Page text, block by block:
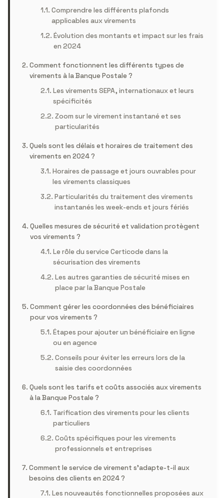
Comprendre les différents plafonds
applicables aux virements
Évolution des montants et impact sur les frais
en 2024
Comment fonctionnent les différents types de
virements à la Banque Postale ?
Les virements SEPA, internationaux et leurs
spécificités
Zoom sur le virement instantané et ses
particularités
Quels sont les délais et horaires de traitement des
virements en 2024 ?
Horaires de passage et jours ouvrables pour
les virements classiques
Particularités du traitement des virements
instantanés les week-ends et jours fériés
Quelles mesures de sécurité et validation protègent
vos virements ?
Le rôle du service Certicode dans la
sécurisation des virements
Les autres garanties de sécurité mises en
place par la Banque Postale
Comment gérer les coordonnées des bénéficiaires
pour vos virements ?
Étapes pour ajouter un bénéficiaire en ligne
ou en agence
Conseils pour éviter les erreurs lors de la
saisie des coordonnées
Quels sont les tarifs et coûts associés aux virements
à la Banque Postale ?
Tarification des virements pour les clients
particuliers
Coûts spécifiques pour les virements
professionnels et entreprises
Comment le service de virement s’adapte-t-il aux
besoins des clients en 2024 ?
Les nouveautés fonctionnelles proposées aux